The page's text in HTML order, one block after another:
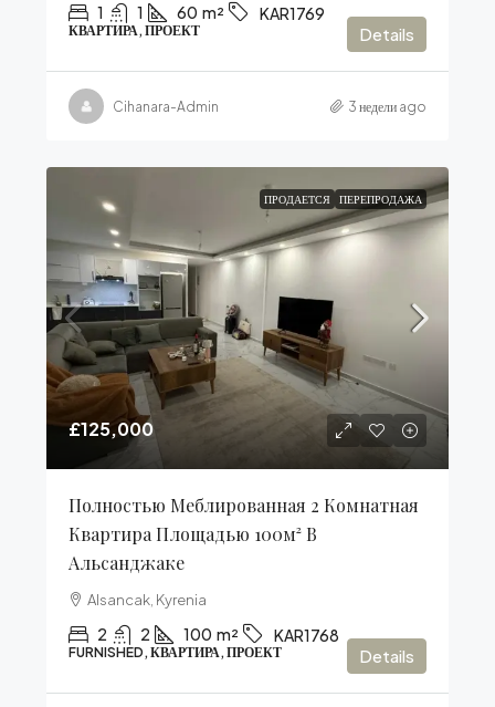
1 1 60 m² KAR1769
КВАРТИРА, ПРОЕКТ Details
Cihanara-Admin 3 недели ago
ПРОДАЕТСЯ ПЕРЕПРОДАЖА
£125,000
Полностью Меблированная 2 Комнатная
Квартира Площадью 100м² В
Альсанджаке
Alsancak, Kyrenia
2 2 100 m² KAR1768
FURNISHED, КВАРТИРА, ПРОЕКТ Details